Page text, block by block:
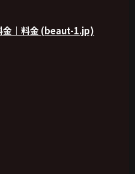
金｜料金 (beaut-1.jp)